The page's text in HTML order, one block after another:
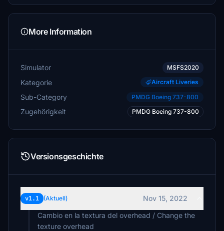
More Information
Simulator MSFS2020
Kategorie Aircraft Liveries
Sub-Category PMDG Boeing 737-800
Zugehörigkeit PMDG Boeing 737-800
Versionsgeschichte
v1.1 (Aktuell)
Nov 15, 2022
Cambio en la textura del overhead / Change the
texture overhead